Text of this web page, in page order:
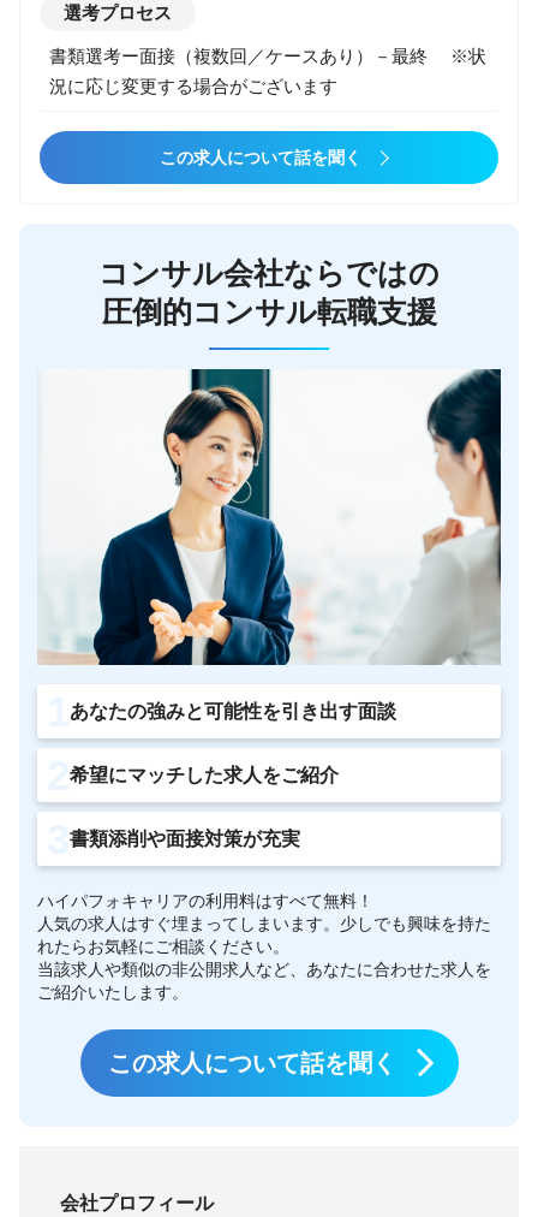
選考プロセス
書類選考ー面接（複数回／ケースあり）－最終 ※状
況に応じ変更する場合がございます
この求人について話を聞く
コンサル会社ならではの
圧倒的コンサル転職支援
あなたの強みと可能性を引き出す面談
希望にマッチした求人をご紹介
書類添削や面接対策が充実
ハイパフォキャリアの利用料はすべて無料！
人気の求人はすぐ埋まってしまいます。少しでも興味を持た
れたらお気軽にご相談ください。
当該求人や類似の非公開求人など、あなたに合わせた求人を
ご紹介いたします。
この求人について話を聞く
会社プロフィール